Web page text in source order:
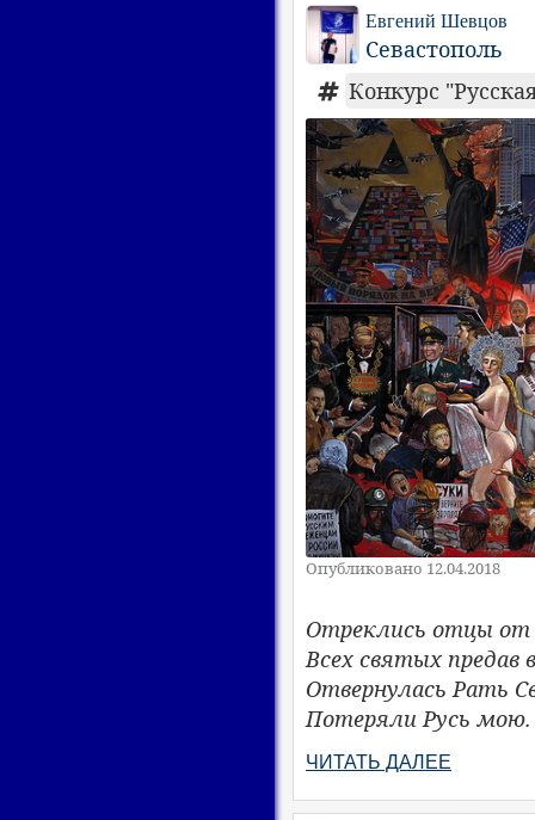
Евгений Шевцов
Севастополь
Конкурс
Опубликовано 12.04.2018
Отреклись отцы от
Всех святых предав
Отвернулась Рать
Потеряли Русь мою.
ЧИТАТЬ ДАЛЕЕ